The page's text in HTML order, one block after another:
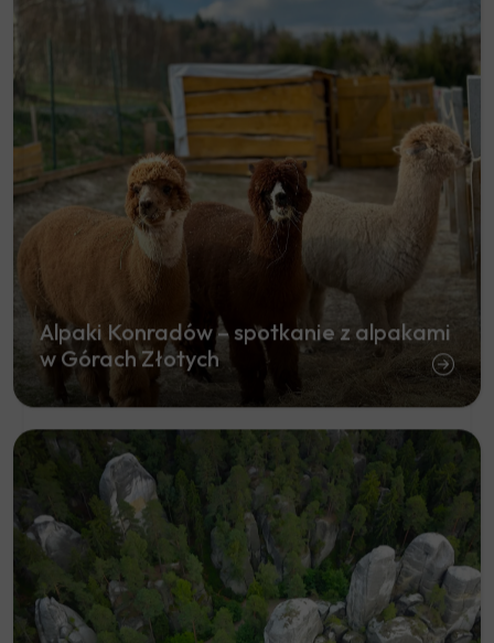
Alpaki Konradów – spotkanie z alpakami
w Górach Złotych